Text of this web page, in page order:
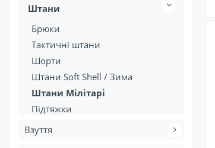
Штани
Брюки
Тактичні штани
Шорти
Штани Soft Shell / Зима
Штани Мілітарі
Підтяжки
Взуття